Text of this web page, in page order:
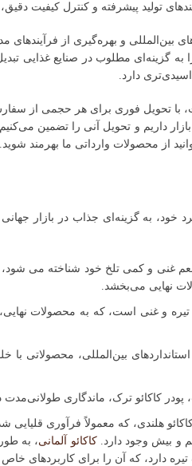
تولید پیشرفته و کنترل کیفیت
بین‌المللی و بهره‌گیری از
به گزینه‌ای مطلوب در صنایع غذایی
دارد.
با تحویل فوری برای هر حجمی از
داریم و تحویل آنی را تضمین
از محصولات وارداتی ما بهرمند شوید.
خود، به گزینه‌ای جذاب در بازار
غنی و کمی تلخ خود شناخته می
نهایی می‌بخشد.
تیره و غنی است، که به محصولات
استانداردهای بین‌المللی،
کاکائو ترک، ماندگاری
کاکائو هلندی، که معمولاً فرآوری
و بیش وجود دارد.کاکائو آلمانی، به
دارد، که آن را برای کاربردهای